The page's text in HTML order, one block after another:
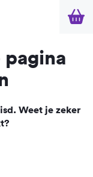
Weet je zeker